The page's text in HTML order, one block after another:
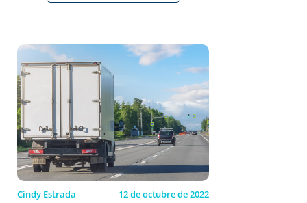
Cindy Estrada 12 de octubre de 2022